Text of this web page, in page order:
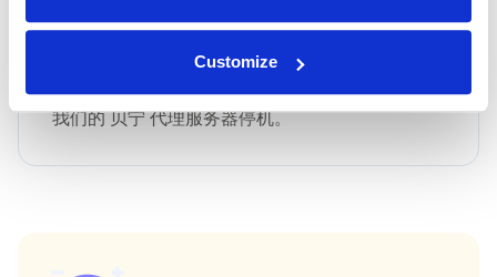
Customize
最快 贝宁 正常运行时间
IPNux 保证一致和可靠的服务，确保您保持连接而
不会中断，让您可以专注于您的任务，而不必担心
我们的 贝宁 代理服务器停机。